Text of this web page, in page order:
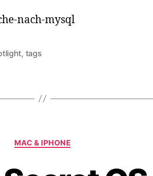
, tags
Kategorien
MAC & IPHONE